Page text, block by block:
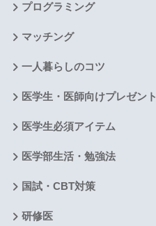
プログラミング
マッチング
一人暮らしのコツ
医学生・医師向けプレゼント
医学生必須アイテム
医学部生活・勉強法
国試・CBT対策
研修医